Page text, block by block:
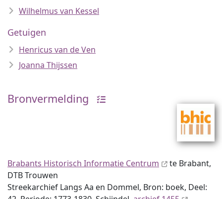
Wilhelmus van Kessel
Getuigen
Henricus van de Ven
Joanna Thijssen
Bronvermelding
Brabants Historisch Informatie Centrum
te Brabant,
DTB Trouwen
Streekarchief Langs Aa en Dommel, Bron: boek, Deel: